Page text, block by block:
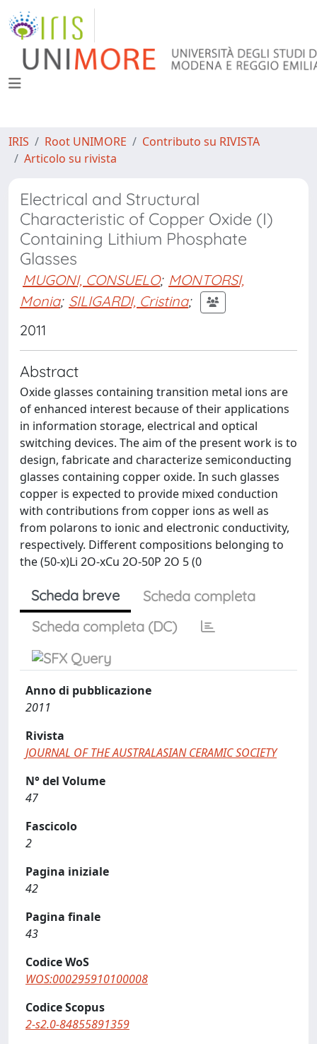
IRIS Root UNIMORE
Contributo su RIVISTA
Articolo su rivista
Electrical and Structural
Characteristic of Copper Oxide (I)
Containing Lithium Phosphate
Glasses
MUGONI, CONSUELO; MONTORSI,
Monia; SILIGARDI, Cristina;
2011
Abstract
Oxide glasses containing transition metal ions are
of enhanced interest because of their applications
in information storage, electrical and optical
switching devices. The aim of the present work is to
design, fabricate and characterize semiconducting
glasses containing copper oxide. In such glasses
copper is expected to provide mixed conduction
with contributions from copper ions as well as
from polarons to ionic and electronic conductivity,
respectively. Different compositions belonging to
the (50-x)Li 2O-xCu 2O-50P 2O 5 (0
Scheda breve
Scheda completa
Scheda completa (DC)
Anno di pubblicazione
2011
Rivista
JOURNAL OF THE AUSTRALASIAN CERAMIC SOCIETY
N° del Volume
47
Fascicolo
2
Pagina iniziale
42
Pagina finale
43
Codice WoS
WOS:000295910100008
Codice Scopus
2-s2.0-84855891359